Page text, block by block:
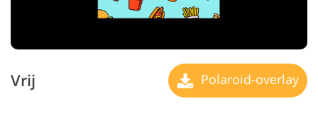
Vrij Polaroid-overlay